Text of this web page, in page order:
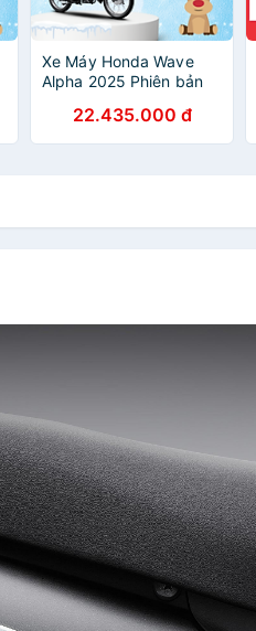
Xe Máy Honda Wave
Alpha 2025 Phiên bản
22.435.000 đ